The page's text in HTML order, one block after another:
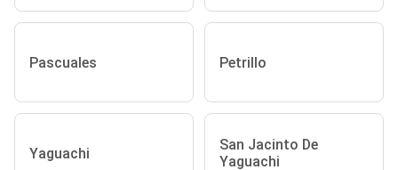
Pascuales Petrillo
Yaguachi
San Jacinto De
Yaguachi